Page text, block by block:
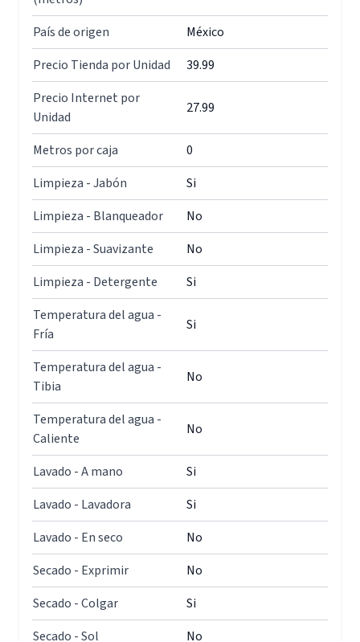
País de origen
México
Precio Tienda por Unidad
39.99
Precio Internet por
Unidad
27.99
Metros por caja
0
Limpieza - Jabón
Si
Limpieza - Blanqueador
No
Limpieza - Suavizante
No
Limpieza - Detergente
Si
Temperatura del agua -
Fría
Si
Temperatura del agua -
Tibia
No
Temperatura del agua -
Caliente
No
Lavado - A mano
Si
Lavado - Lavadora
Si
Lavado - En seco
No
Secado - Exprimir
No
Secado - Colgar
Si
Secado - Sol
No